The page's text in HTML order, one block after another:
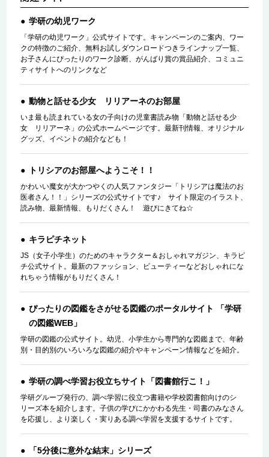
学研の幼児ワーク
「学研の幼児ワーク」公式サイトです。キャンペーンのご案内、ワー
クの特徴のご紹介、無料お試しダウンロードつきラインナップ一覧、
お子さんにぴったりのワーク診断、がんばり賞の賞品紹介、コミュニ
ティサイトへのリンクなど
動物と話せる少女 リリアーネのお部屋
いま最も読まれている女の子向けの児童書読み物「動物と話せる少
女 リリアーネ」の公式ホームページです。最新刊情報、オリジナル
グッズ、イベントの紹介なども！
トリシアのお部屋へようこそ！！
かわいい魔女が大かつやくの人気ファンタジー「トリシアは魔法のお
医者さん！！」シリーズの公式サイトです♪ サイト限定のイラスト、
読み物、最新情報、もりだくさん！ 遊びにきてね☆
キラピチネット
JS（女子小学生）のためのキャラクター＆おしゃれマガジン、キラピ
チ公式サイト。最新のファッション、ビューティーなどおしゃれにな
れちゃう情報がもりだくさん！
ぴったりの図鑑をさがせる図鑑のポータルサイト 「学研
の図鑑WEB」
学研の図鑑の公式サイト。幼児、小学生から専門的な図鑑まで、年齢
別・目的別のいろいろな図鑑の紹介やキャンペーン情報などを紹介。
学研の調べ学習お役立ちサイト「図書館行こ！」
学研グループ発行の、調べ学習に役立つ書籍や学校図書館向けのシ
リーズ本を紹介します。子供の学びにかかわる先生・司書のみなさん
を応援し、より楽しく・実りある調べ学習を支援するサイトです。
「5分後に意外な結末」シリーズ